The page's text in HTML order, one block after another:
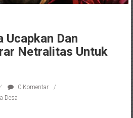
Ucapkan Dan
Netralitas Untuk
0 Komentar
Desa